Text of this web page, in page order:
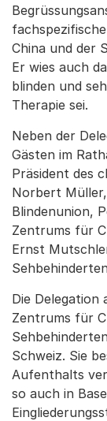
China und der
Er wies auch
blinden und
Therapie sei.
Neben der
Gästen im
Präsident des
Norbert
Blindenunion,
Zentrums für
Ernst
Die Delegation
Zentrums für
Schweiz. Sie
Aufenthalts
so auch in